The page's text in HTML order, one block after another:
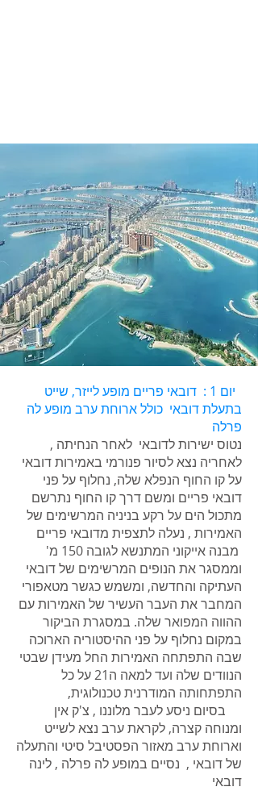
יום 1 : דובאי פריים מופע לייזר, שייט
בתעלת דובאי כולל ארוחת ערב מופע לה
פרלה
נטוס ישירות לדובאי לאחר הנחיתה ,
לאחריה נצא לסיור פנורמי באמירות דובאי
על קו החוף הנפלא שלה, נחלוף על פני
דובאי פריים ומשם דרך קו החוף נתרשם
מתכול הים על רקע בניניה המרשימים של
האמירות , נעלה לתצפית מדובאי פריים
מבנה אייקוני המתנשא לגובה 150 מ'
וממסגר את הנופים המרשימים של דובאי
העתיקה והחדשה, ומשמש כגשר מטאפורי
המחבר את העבר העשיר של האמירות עם
ההווה המפואר שלה. במסגרת הביקור
במקום נחלוף על פני ההיסטוריה הארוכה
שבה התפתחה האמירות החל מעידן שבטי
הנוודים שלה ועד למאה ה21 על כל
התפתחותה המודרנית טכנולוגית,
בסיום ניסע לעבר מלוננו , צ'ק אין
ומנוחה קצרה, לקראת ערב נצא לשייט
וארוחת ערב מאזור הפסטיבל סיטי והתעלה
של דובאי , נסיים במופע לה פרלה , לינה
דובאי